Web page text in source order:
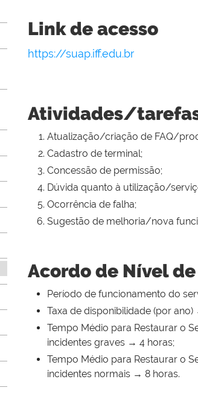
Link de acesso
https://suap.iff.edu.br
Atividades/
Atualização/criação de FAQ/
Cadastro de terminal;
Concessão de permissão;
Dúvida quanto à utilização/
Ocorrência de falha;
Sugestão de melhoria/nova
Acordo de Nível
Período de funcionamento do
Taxa de disponibilidade (por ano)
Tempo Médio para Restaurar o
incidentes graves → 4 horas;
Tempo Médio para Restaurar o
incidentes normais → 8 horas.